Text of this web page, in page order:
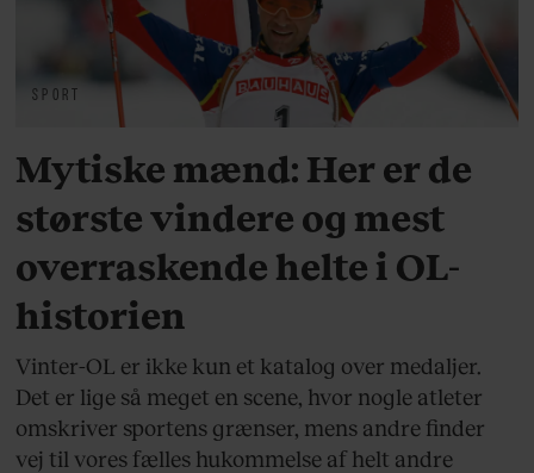
SPORT
Mytiske mænd: Her er de
største vindere og mest
overraskende helte i OL-
historien
Vinter-OL er ikke kun et katalog over medaljer.
Det er lige så meget en scene, hvor nogle atleter
omskriver sportens grænser, mens andre finder
vej til vores fælles hukommelse af helt andre